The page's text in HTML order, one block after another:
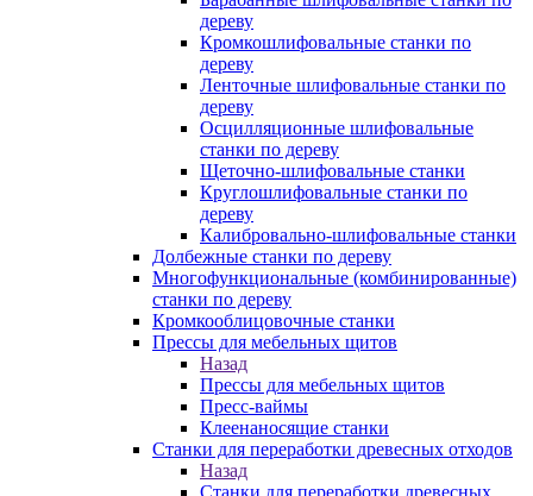
дереву
Кромкошлифовальные станки по
дереву
Ленточные шлифовальные станки по
дереву
Осцилляционные шлифовальные
станки по дереву
Щеточно-шлифовальные станки
Круглошлифовальные станки по
дереву
Калибровально-шлифовальные станки
Долбежные станки по дереву
Многофункциональные (комбинированные)
станки по дереву
Кромкооблицовочные станки
Прессы для мебельных щитов
Назад
Прессы для мебельных щитов
Пресс-ваймы
Клеенаносящие станки
Станки для переработки древесных отходов
Назад
Станки для переработки древесных